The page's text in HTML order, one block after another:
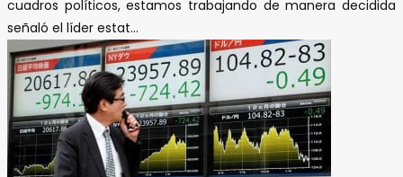
cuadros políticos, estamos trabajando de manera decidida
señaló el líder estat...